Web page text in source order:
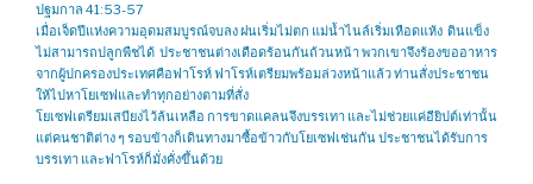
ปฐมกาล 41:53-57
เมื่อเจ็ดปีแห่งความอุดมสมบูรณ์จบลง ฝนเริ่มไม่ตก แม่น้ำไนล์เริ่มเหือดแห้ง ดินแข็ง
ไม่สามารถปลูกพืชได้ ประชาชนต่างเดือดร้อนกันถ้วนหน้า พวกเขาจึงร้องขออาหาร
จากผู้ปกครองประเทศคือฟาโรห์ ฟาโรห์เตรียมพร้อมล่วงหน้าแล้ว ท่านสั่งประชาชน
ให้ไปหาโยเซฟและทำทุกอย่างตามที่สั่ง
โยเซฟเตรียมเสบียงไว้ล้นเหลือ การขาดแคลนจึงบรรเทา และไม่ช่วยแค่อียิปต์เท่านั้น
แต่คนชาติต่าง ๆ รอบข้างก็เดินทางมาซื้อข้าวกับโยเซฟเช่นกัน ประชาชนได้รับการ
บรรเทา และฟาโรห์ก็มั่งคั่งขึ้นด้วย